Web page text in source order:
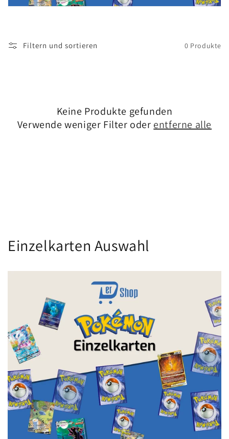
i
:
Filtern und sortieren 0 Produkte
Keine Produkte gefunden
Verwende weniger Filter oder entferne alle
Einzelkarten Auswahl